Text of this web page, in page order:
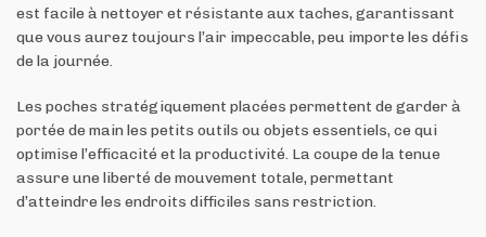
est facile à nettoyer et résistante aux taches, garantissant
que vous aurez toujours l’air impeccable, peu importe les défis
de la journée.
Les poches stratégiquement placées permettent de garder à
portée de main les petits outils ou objets essentiels, ce qui
optimise l’efficacité et la productivité. La coupe de la tenue
assure une liberté de mouvement totale, permettant
d’atteindre les endroits difficiles sans restriction.